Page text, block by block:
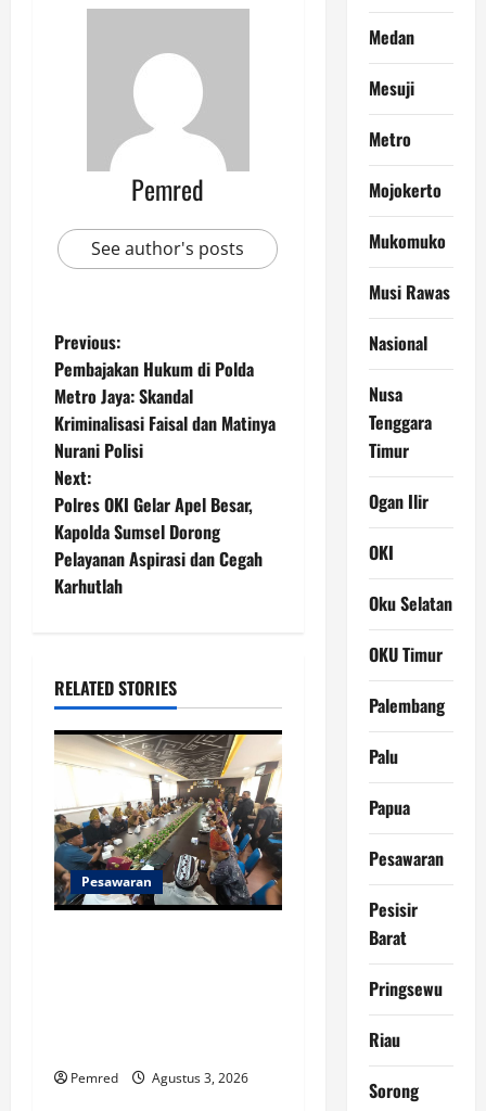
Pemred
See author's posts
P
o
s
t
n
a
i
g
a
t
i
o
Previous:
Pembajakan Hukum di Polda
Metro Jaya: Skandal
Kriminalisasi Faisal dan Matinya
Nurani Polisi
Next:
Polres OKI Gelar Apel Besar,
Kapolda Sumsel Dorong
Pelayanan Aspirasi dan Cegah
Karhutlah
RELATED STORIES
Pesawaran
Pemred Agustus 3, 2026
Medan
Mesuji
Metro
Mojokerto
Mukomuko
Musi Rawas
Nasional
Nusa
Tenggara
Timur
Ogan Ilir
OKI
Oku Selatan
OKU Timur
Palembang
Palu
Papua
Pesawaran
Pesisir
Barat
Pringsewu
Riau
Sorong